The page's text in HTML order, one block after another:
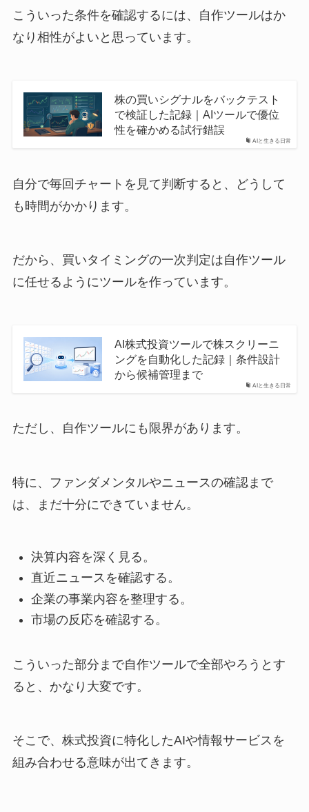
こういった条件を確認するには、自作ツールはか
なり相性がよいと思っています。
AIと生きる日常
株の買いシグナルをバックテスト
で検証した記録｜AIツールで優位
性を確かめる試行錯誤
自分で毎回チャートを見て判断すると、どうして
も時間がかかります。
だから、買いタイミングの一次判定は自作ツール
に任せるようにツールを作っています。
AIと生きる日常
AI株式投資ツールで株スクリーニ
ングを自動化した記録｜条件設計
から候補管理まで
ただし、自作ツールにも限界があります。
特に、ファンダメンタルやニュースの確認まで
は、まだ十分にできていません。
決算内容を深く見る。
直近ニュースを確認する。
企業の事業内容を整理する。
市場の反応を確認する。
こういった部分まで自作ツールで全部やろうとす
ると、かなり大変です。
そこで、株式投資に特化したAIや情報サービスを
組み合わせる意味が出てきます。